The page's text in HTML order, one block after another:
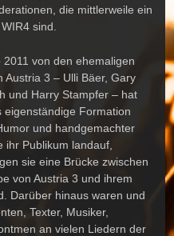
die mittlerweile ein
WIR4 sind.
von den ehemaligen
Austria 3 – Ulli Bäer, Gary
und Harry Stampfer – hat
eigenständige Formation
und handgemachter
ihr Publikum landauf,
sie eine Brücke zwischen
von Austria 3 und ihrem
Darüber hinaus waren und
Texter, Musiker,
an vielen Liedern der